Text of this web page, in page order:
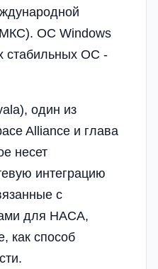
ОС Windows
стабильных ОС -
один из
Alliance и глава
несет
интеграцию
с
для НАСА,
как способ